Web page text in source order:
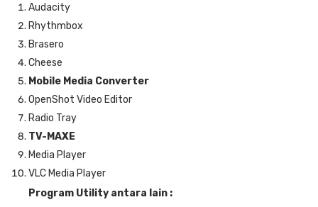
Audacity
Rhythmbox
Brasero
Cheese
Mobile Media Converter
OpenShot Video Editor
Radio Tray
TV-MAXE
Media Player
VLC Media Player
Program Utility antara lain :